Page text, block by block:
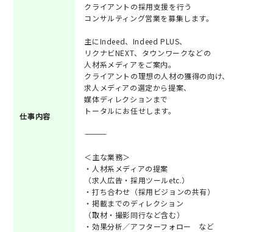
仕事内容
クライアントの採用支援を行う
コンサルティング営業を募集します。
主にIndeed、Indeed PLUS、
リクナビNEXT、タウンワークなどの
人材系メディアをご案内。
クライアントの理想の人材の獲得の向け、
求人メディアの選定から提案、
媒体ディレクションまで
トータルにお任せします。
―――――――――
＜主な業務＞
・人材系メディアの提案
（求人広告・採用ツールetc.）
・打ち合わせ（採用ビジョンの共有）
・掲載までのディレクション
（取材・撮影同行など含む）
・効果分析／アフターフォロー など